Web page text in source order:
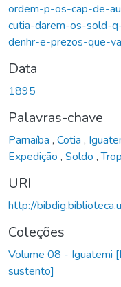
ordem-p-os-cap-de-
cutia-darem-os-sold-
denhr-e-prezos-que-
Data
1895
Palavras-chave
Parnaíba , Cotia ,
Expedição , Soldo ,
URI
http://
Coleções
Volume 08 - Iguatemi
sustento]